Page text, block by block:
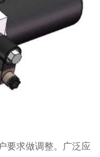
要求做调整。广泛应